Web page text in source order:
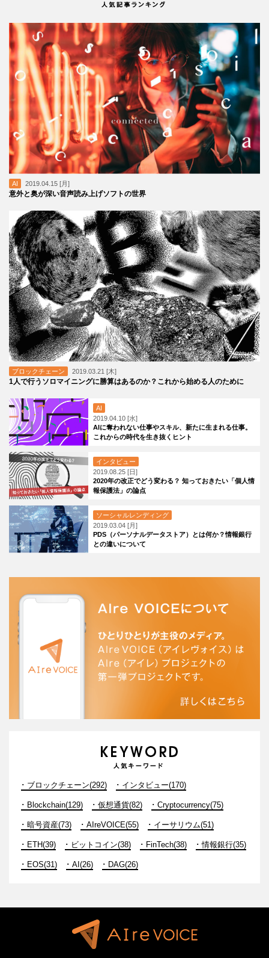
AI 2019.04.15 [月]
意外と奥が深い音声読み上げソフトの世界
ブロックチェーン 2019.03.21 [木]
1人で行うソロマイニングに勝算はあるのか？これから始める人のために
AI
2019.04.10 [水]
AIに奪われない仕事やスキル、新たに生まれる仕事。
これからの時代を生き抜くヒント
インタビュー
2019.08.25 [日]
2020年の改正でどう変わる？ 知っておきたい「個人情
報保護法」の論点
ソーシャルレンディング
2019.03.04 [月]
PDS（パーソナルデータストア）とは何か？情報銀行
との違いについて
ブロックチェーン(292) インタビュー(170)
Blockchain(129) 仮想通貨(82) Cryptocurrency(75)
暗号資産(73) AIreVOICE(55) イーサリウム(51)
ETH(39) ビットコイン(38) FinTech(38) 情報銀行(35)
EOS(31) AI(26) DAG(26)